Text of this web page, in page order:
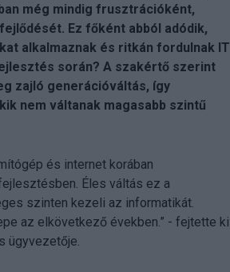
még mindig frusztrációként,
Ez főként abból adódik,
alkalmaznak és ritkán fordulnak IT
során? A szakértő szerint
zajló generációváltás, így
nem váltanak magasabb szintű
és internet korában
Éles váltás ez a
szinten kezeli az informatikát.
az elkövetkező években.” - fejtette ki
ügyvezetője.